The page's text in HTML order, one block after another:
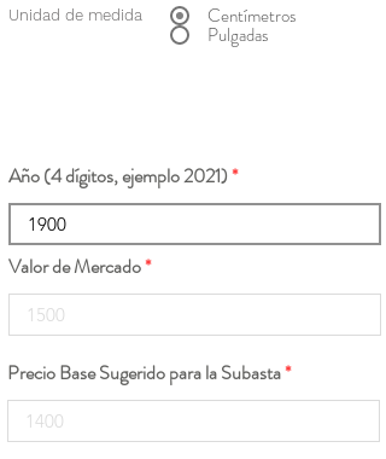
Unidad de medida Centímetros
Pulgadas
Año (4 dígitos, ejemplo 2021)
Valor de Mercado
Precio Base Sugerido para la Subasta